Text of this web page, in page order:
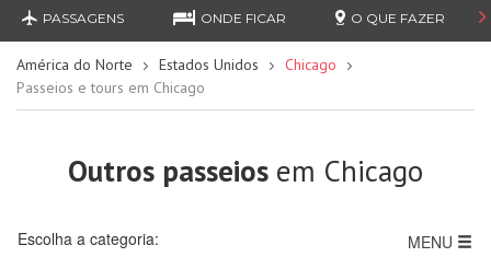
PASSAGENS ONDE FICAR O QUE FAZER
América do Norte Estados Unidos
Chicago
Passeios e tours em Chicago
Outros passeios em Chicago
MENU
Escolha a categoria: